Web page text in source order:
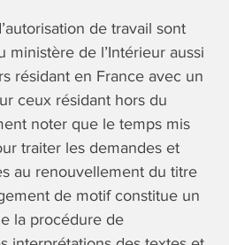
de travail sont
ministère de l’Intérieur aussi
résidant en France avec un
ceux résidant hors du
noter que le temps mis
traiter les demandes et
au renouvellement du titre
de motif constitue un
la procédure de